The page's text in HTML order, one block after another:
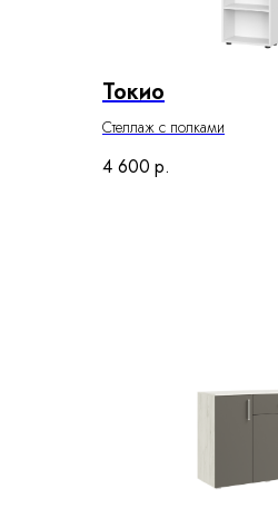
Токио
Стеллаж с полками
4 600 р.